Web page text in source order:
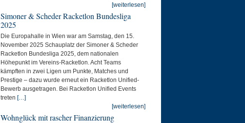
[weiterlesen]
Simoner & Scheder Racketlon Bundesliga
2025
Die Europahalle in Wien war am Samstag, den 15.
November 2025 Schauplatz der Simoner & Scheder
Racketlon Bundesliga 2025, dem nationalen
Höhepunkt im Vereins-Racketlon. Acht Teams
kämpften in zwei Ligen um Punkte, Matches und
Prestige – dazu wurde erneut ein Racketlon Unified-
Bewerb ausgetragen. Bei Racketlon Unified Events
treten[…]
[weiterlesen]
Wohnglück mit rascher Finanzierung